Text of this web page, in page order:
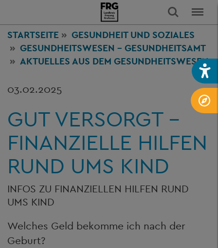
STARTSEITE GESUNDHEIT UND SOZIALES
GESUNDHEITSWESEN - GESUNDHEITSAMT
AKTUELLES AUS DEM GESUNDHEITSWESEN
03.02.2025
GUT VERSORGT -
FINANZIELLE HILFEN
RUND UMS KIND
INFOS ZU FINANZIELLEN HILFEN RUND
UMS KIND
Welches Geld bekomme ich nach der
Geburt?